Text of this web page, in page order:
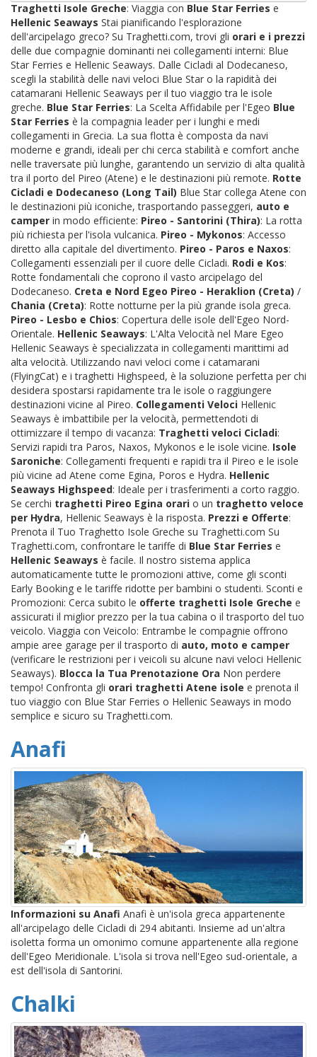
Traghetti Isole Greche: Viaggia con Blue Star Ferries e
Hellenic Seaways Stai pianificando l'esplorazione
dell'arcipelago greco? Su Traghetti.com, trovi gli orari e i prezzi
delle due compagnie dominanti nei collegamenti interni: Blue
Star Ferries e Hellenic Seaways. Dalle Cicladi al Dodecaneso,
scegli la stabilità delle navi veloci Blue Star o la rapidità dei
catamarani Hellenic Seaways per il tuo viaggio tra le isole
greche. Blue Star Ferries: La Scelta Affidabile per l'Egeo Blue
Star Ferries è la compagnia leader per i lunghi e medi
collegamenti in Grecia. La sua flotta è composta da navi
moderne e grandi, ideali per chi cerca stabilità e comfort anche
nelle traversate più lunghe, garantendo un servizio di alta qualità
tra il porto del Pireo (Atene) e le destinazioni più remote. Rotte
Cicladi e Dodecaneso (Long Tail) Blue Star collega Atene con
le destinazioni più iconiche, trasportando passeggeri, auto e
camper in modo efficiente: Pireo - Santorini (Thira): La rotta
più richiesta per l'isola vulcanica. Pireo - Mykonos: Accesso
diretto alla capitale del divertimento. Pireo - Paros e Naxos:
Collegamenti essenziali per il cuore delle Cicladi. Rodi e Kos:
Rotte fondamentali che coprono il vasto arcipelago del
Dodecaneso. Creta e Nord Egeo Pireo - Heraklion (Creta) /
Chania (Creta): Rotte notturne per la più grande isola greca.
Pireo - Lesbo e Chios: Copertura delle isole dell'Egeo Nord-
Orientale. Hellenic Seaways: L'Alta Velocità nel Mare Egeo
Hellenic Seaways è specializzata in collegamenti marittimi ad
alta velocità. Utilizzando navi veloci come i catamarani
(FlyingCat) e i traghetti Highspeed, è la soluzione perfetta per chi
desidera spostarsi rapidamente tra le isole o raggiungere
destinazioni vicine al Pireo. Collegamenti Veloci Hellenic
Seaways è imbattibile per la velocità, permettendoti di
ottimizzare il tempo di vacanza: Traghetti veloci Cicladi:
Servizi rapidi tra Paros, Naxos, Mykonos e le isole vicine. Isole
Saroniche: Collegamenti frequenti e rapidi tra il Pireo e le isole
più vicine ad Atene come Egina, Poros e Hydra. Hellenic
Seaways Highspeed: Ideale per i trasferimenti a corto raggio.
Se cerchi traghetti Pireo Egina orari o un traghetto veloce
per Hydra, Hellenic Seaways è la risposta. Prezzi e Offerte:
Prenota il Tuo Traghetto Isole Greche su Traghetti.com Su
Traghetti.com, confrontare le tariffe di Blue Star Ferries e
Hellenic Seaways è facile. Il nostro sistema applica
automaticamente tutte le promozioni attive, come gli sconti
Early Booking e le tariffe ridotte per bambini o studenti. Sconti e
Promozioni: Cerca subito le offerte traghetti Isole Greche e
assicurati il miglior prezzo per la tua cabina o il trasporto del tuo
veicolo. Viaggia con Veicolo: Entrambe le compagnie offrono
ampie aree garage per il trasporto di auto, moto e camper
(verificare le restrizioni per i veicoli su alcune navi veloci Hellenic
Seaways). Blocca la Tua Prenotazione Ora Non perdere
tempo! Confronta gli orari traghetti Atene isole e prenota il
tuo viaggio con Blue Star Ferries o Hellenic Seaways in modo
semplice e sicuro su Traghetti.com.
Anafi
Informazioni su Anafi Anafi è un'isola greca appartenente
all'arcipelago delle Cicladi di 294 abitanti. Insieme ad un'altra
isoletta forma un omonimo comune appartenente alla regione
dell'Egeo Meridionale. L'isola si trova nell'Egeo sud-orientale, a
est dell'isola di Santorini.
Chalki